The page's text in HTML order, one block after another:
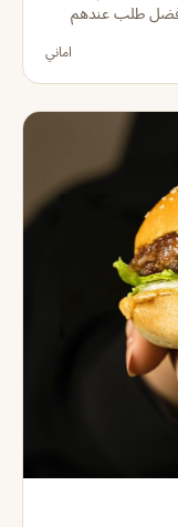
افضل طلب عندهم
اماني